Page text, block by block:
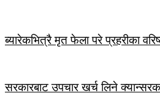
ब्यारेकभित्रै मृत फेला परे प्रहरीका
सरकारबाट उपचार खर्च लिने